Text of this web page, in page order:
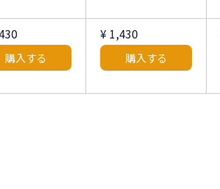
購入する
¥ 1,430
購入する